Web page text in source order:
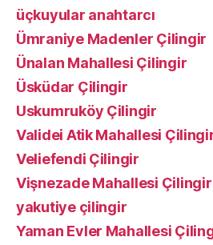
üçkuyular anahtarcı
Ümraniye Madenler Çilingir
Ünalan Mahallesi Çilingir
Üsküdar Çilingir
Uskumruköy Çilingir
Validei Atik Mahallesi
Veliefendi Çilingir
Vişnezade Mahallesi Çilingir
yakutiye çilingir
Yaman Evler Mahallesi